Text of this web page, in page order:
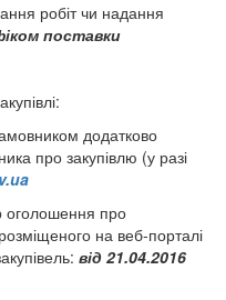
робіт чи надання
поставки
додатково
про закупівлю (у разі
про
на веб-порталі
від 21.04.2016